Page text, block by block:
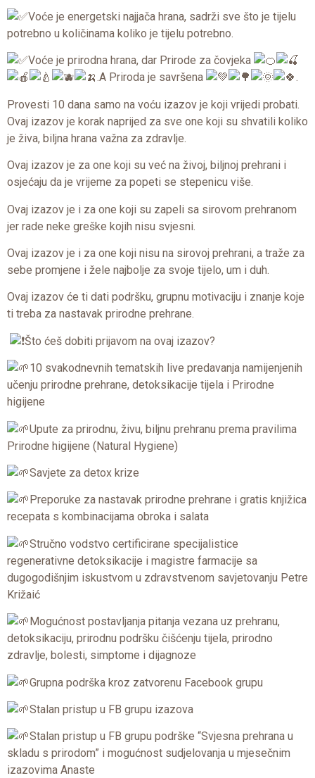
Voće je energetski najjača hrana, sadrži sve što je tijelu
potrebno u količinama koliko je tijelu potrebno.
Voće je prirodna hrana, dar Prirode za čovjeka
.A Priroda je savršena
.
Provesti 10 dana samo na voću izazov je koji vrijedi probati.
Ovaj izazov je korak naprijed za sve one koji su shvatili koliko
je živa, biljna hrana važna za zdravlje.
Ovaj izazov je za one koji su već na živoj, biljnoj prehrani i
osjećaju da je vrijeme za popeti se stepenicu više.
Ovaj izazov je i za one koji su zapeli sa sirovom prehranom
jer rade neke greške kojih nisu svjesni.
Ovaj izazov je i za one koji nisu na sirovoj prehrani, a traže za
sebe promjene i žele najbolje za svoje tijelo, um i duh.
Ovaj izazov će ti dati podršku, grupnu motivaciju i znanje koje
ti treba za nastavak prirodne prehrane.
Što ćeš dobiti prijavom na ovaj izazov?
10 svakodnevnih tematskih live predavanja namijenjenih
učenju prirodne prehrane, detoksikacije tijela i Prirodne
higijene
Upute za prirodnu, živu, biljnu prehranu prema pravilima
Prirodne higijene (Natural Hygiene)
Savjete za detox krize
Preporuke za nastavak prirodne prehrane i gratis knjižica
recepata s kombinacijama obroka i salata
Stručno vodstvo certificirane specijalistice
regenerativne detoksikacije i magistre farmacije sa
dugogodišnjim iskustvom u zdravstvenom savjetovanju Petre
Križaić
Mogućnost postavljanja pitanja vezana uz prehranu,
detoksikaciju, prirodnu podršku čišćenju tijela, prirodno
zdravlje, bolesti, simptome i dijagnoze
Grupna podrška kroz zatvorenu Facebook grupu
Stalan pristup u FB grupu izazova
Stalan pristup u FB grupu podrške “Svjesna prehrana u
skladu s prirodom” i mogućnost sudjelovanja u mjesečnim
izazovima Anaste